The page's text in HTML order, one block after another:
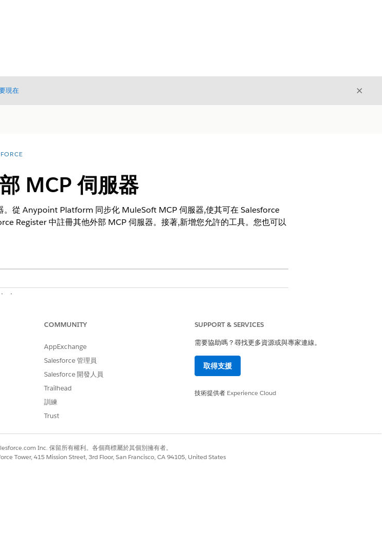
現在 結束
MCP 伺服器
從 Anypoint Platform 同步化 MuleSoft MCP 伺服器,使其可在 Salesforce
Register 中註冊其他外部 MCP 伺服器。接著,新增您允許的工具。您也可以
符合資格的新版本與更新版本的 MCP 伺服器從 Anypoint Platform 同步至您的目錄。
工作人員使用。建立連線以授權 Salesforce 中的伺服器,並指定其可存取的工
。接著,新增伺服器可以使用的工具。
是 否
COMMUNITY
AppExchange
Salesforce 管理員
Salesforce 開發人員
Trailhead
訓練
Trust
SUPPORT & SERVICES
需要協助嗎？尋找更多資源或與專家連線。
取得支援
技術提供者 Experience Cloud
Inc. 保留所有權利。各個商標屬於其個別擁有者。
Tower, 415 Mission Street, 3rd Floor, San Francisco, CA 94105, United States